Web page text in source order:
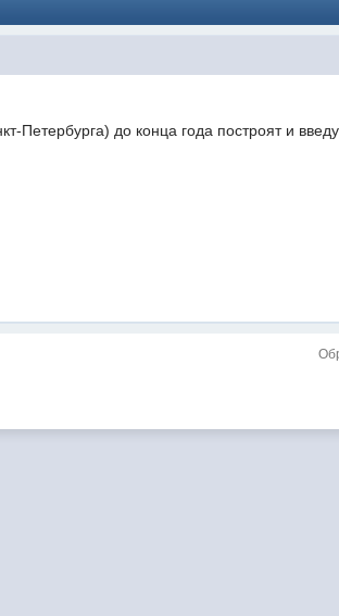
Петербурга) до конца года построят и